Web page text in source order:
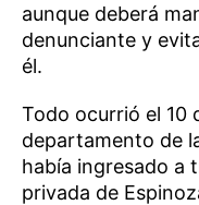
aunque deberá
denunciante y
él.
Todo ocurrió el 10
departamento de
había ingresado a
privada de